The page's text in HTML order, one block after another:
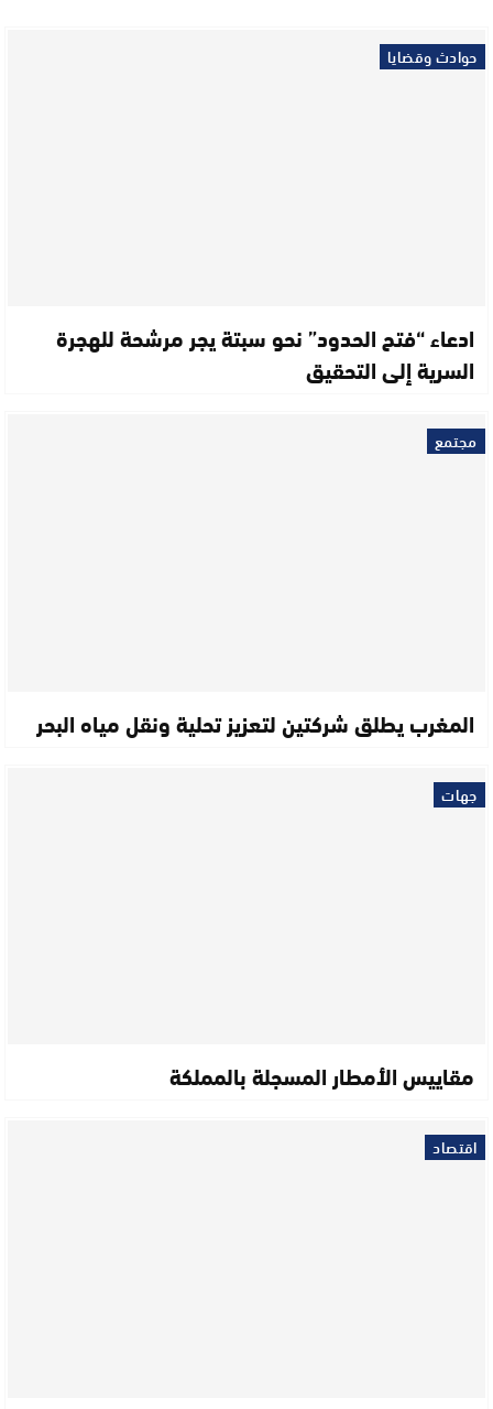
حوادث وقضايا
ادعاء “فتح الحدود” نحو سبتة يجر مرشحة للهجرة
السرية إلى التحقيق
مجتمع
المغرب يطلق شركتين لتعزيز تحلية ونقل مياه البحر
جهات
مقاييس الأمطار المسجلة بالمملكة
اقتصاد